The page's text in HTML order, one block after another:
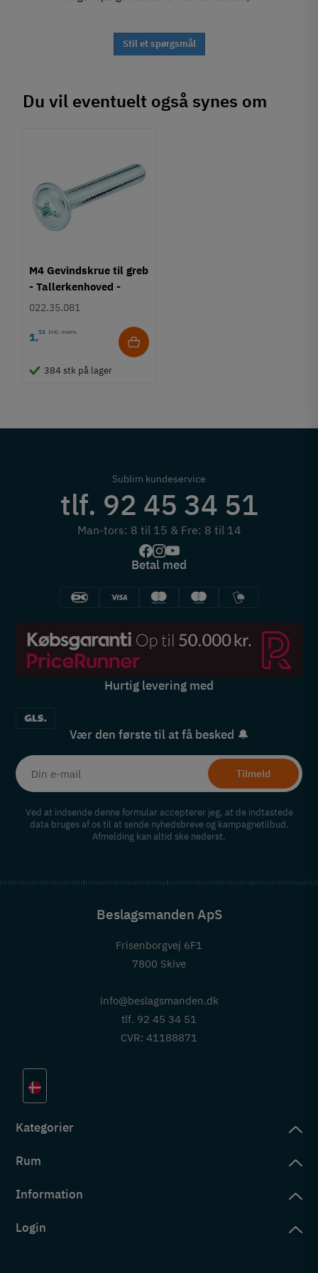
Stil et spørgsmål
Du vil eventuelt også synes om
M4 Gevindskrue til greb
- Tallerkenhoved -
Krydskærv
022.35.081
1,15 Inkl. moms
384 stk på lager
Sublim kundeservice
tlf. 92 45 34 51
Man-tors: 8 til 15 & Fre: 8 til 14
Betal med
Hurtig levering med
Vær den første til at få besked 🔔
Tilmeld
Ved at indsende denne formular accepterer jeg, at de indtastede
data bruges af os til at sende nyhedsbreve og kampagnetilbud.
Afmelding kan altid ske nederst.
Beslagsmanden ApS
Frisenborgvej 6F1
7800 Skive
info@beslagsmanden.dk
tlf. 92 45 34 51
CVR: 41188871
Kategorier
Rum
Information
Login